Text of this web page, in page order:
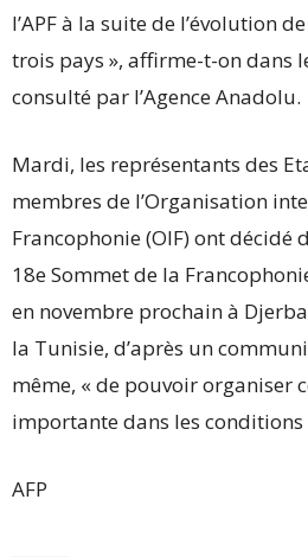
l’APF à la suite de l’évolution
trois pays », affirme-t-on dans
consulté par l’Agence Anadolu.
Mardi, les représentants des
membres de l’Organisation
Francophonie (OIF) ont décidé
18e Sommet de la
en novembre prochain à
la Tunisie, d’après un
même, « de pouvoir organiser
importante dans les
AFP